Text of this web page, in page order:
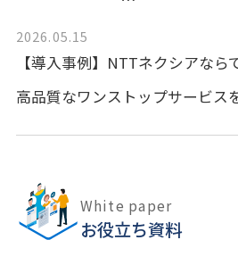
2026.05.15
【導入事例】NTTネクシアなら
高品質なワンストップサービス
トップサービスを提供
White paper
お役立ち資料